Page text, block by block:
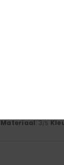
Materiaal: 3/5